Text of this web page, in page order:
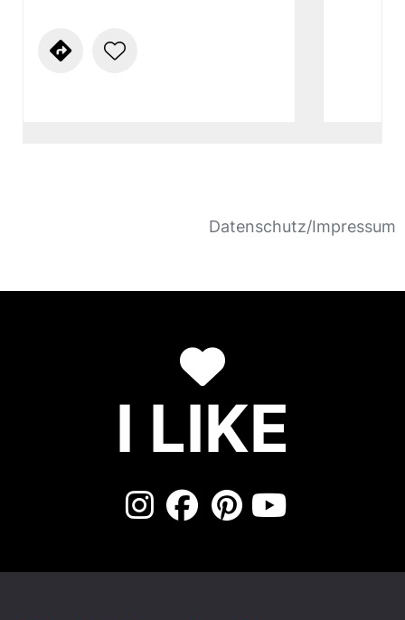
Datenschutz/Impressum
I LIKE